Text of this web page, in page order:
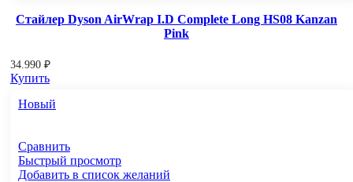
Стайлер Dyson AirWrap I.D Complete Long HS08 Kanzan
Pink
34.990 ₽
Купить
Новый
Сравнить
Быстрый просмотр
Добавить в список желаний